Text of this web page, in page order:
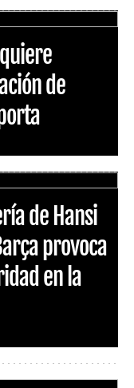
de
de Hansi
provoca
en la